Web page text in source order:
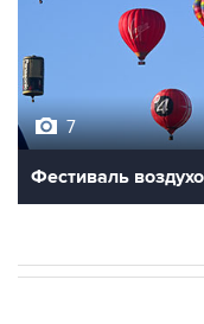
7
Фестиваль